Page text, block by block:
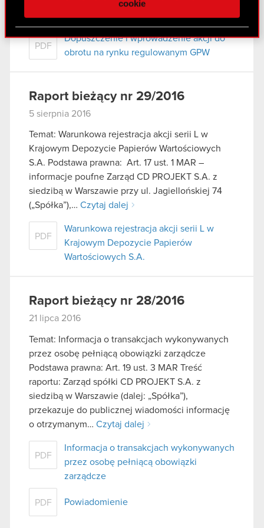
Partnerzy mogą połączyć te informacje z innymi
danymi otrzymanymi od Ciebie lub uzyskanymi
podczas korzystania z ich usług. Kontynuując
cookie
PDF
Dopuszczenie i wprowadzenie akcji do
obrotu na rynku regulowanym GPW
Raport bieżący nr 29/2016
5 sierpnia 2016
Temat: Warunkowa rejestracja akcji serii L w
Krajowym Depozycie Papierów Wartościowych
S.A. Podstawa prawna: Art. 17 ust. 1 MAR –
informacje poufne Zarząd CD PROJEKT S.A. z
siedzibą w Warszawie przy ul. Jagiellońskiej 74
(„Spółka”),… Czytaj dalej
PDF
Warunkowa rejestracja akcji serii L w
Krajowym Depozycie Papierów
Wartościowych S.A.
Raport bieżący nr 28/2016
21 lipca 2016
Temat: Informacja o transakcjach wykonywanych
przez osobę pełniącą obowiązki zarządcze
Podstawa prawna: Art. 19 ust. 3 MAR Treść
raportu: Zarząd spółki CD PROJEKT S.A. z
siedzibą w Warszawie (dalej: „Spółka”),
przekazuje do publicznej wiadomości informację
o otrzymanym… Czytaj dalej
PDF
Informacja o transakcjach wykonywanych
przez osobę pełniącą obowiązki
zarządcze
PDF Powiadomienie